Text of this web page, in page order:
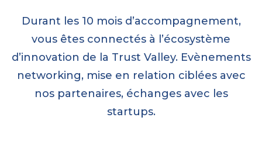
Durant les 10 mois d’accompagnement,
vous êtes connectés à l’écosystème
d’innovation de la Trust Valley. Evènements
networking, mise en relation ciblées avec
nos partenaires, échanges avec les
startups.